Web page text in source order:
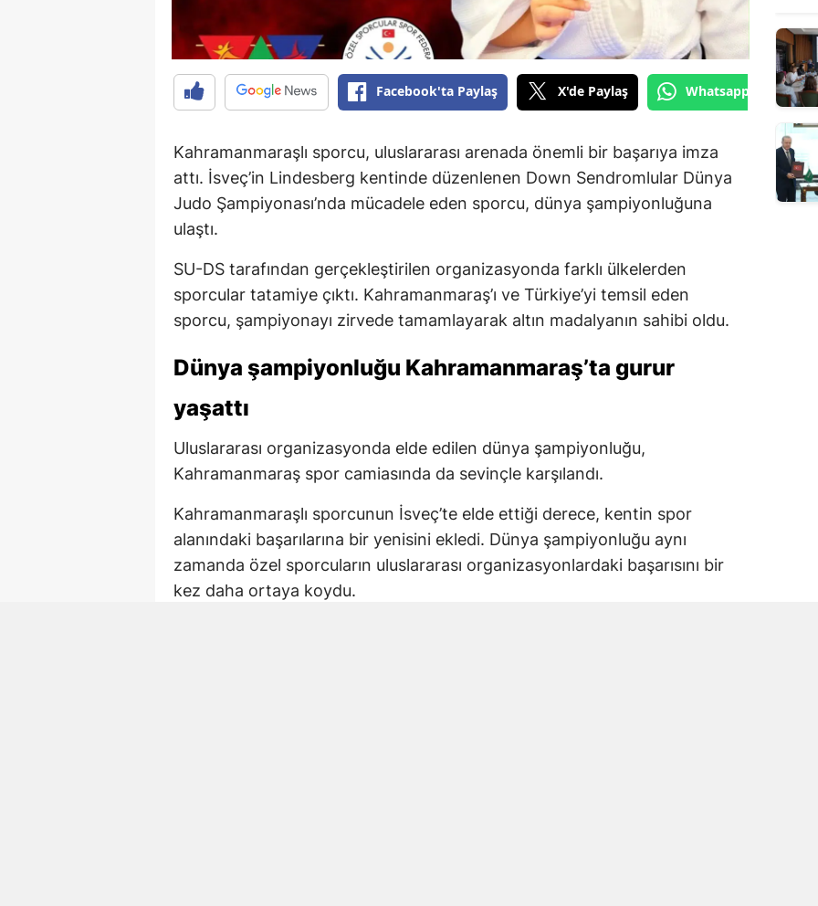
Facebook'ta Paylaş X'de Paylaş Whatsapp'tan
Kahramanmaraşlı sporcu, uluslararası arenada önemli bir başarıya imza
attı. İsveç’in Lindesberg kentinde düzenlenen Down Sendromlular Dünya
Judo Şampiyonası’nda mücadele eden sporcu, dünya şampiyonluğuna
ulaştı.
SU-DS tarafından gerçekleştirilen organizasyonda farklı ülkelerden
sporcular tatamiye çıktı. Kahramanmaraş’ı ve Türkiye’yi temsil eden
sporcu, şampiyonayı zirvede tamamlayarak altın madalyanın sahibi oldu.
Dünya şampiyonluğu Kahramanmaraş’ta gurur
yaşattı
Uluslararası organizasyonda elde edilen dünya şampiyonluğu,
Kahramanmaraş spor camiasında da sevinçle karşılandı.
Kahramanmaraşlı sporcunun İsveç’te elde ettiği derece, kentin spor
alanındaki başarılarına bir yenisini ekledi. Dünya şampiyonluğu aynı
zamanda özel sporcuların uluslararası organizasyonlardaki başarısını bir
kez daha ortaya koydu.